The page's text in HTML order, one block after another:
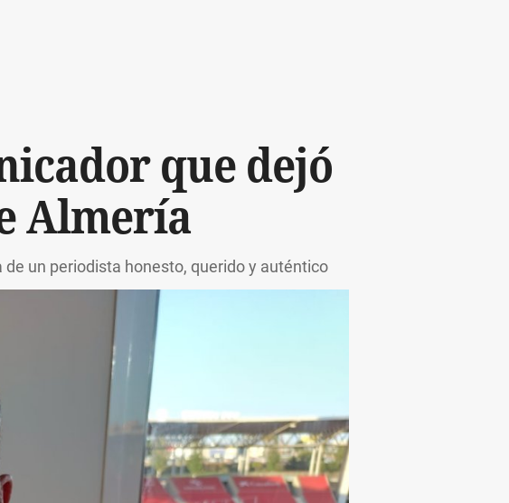
que dejó
Almería
un periodista honesto, querido y auténtico